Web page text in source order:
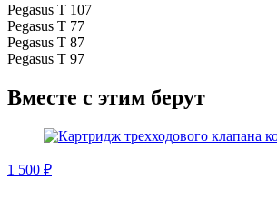
Pegasus T 107
Pegasus T 77
Pegasus T 87
Pegasus T 97
Вместе с этим берут
1 500 ₽